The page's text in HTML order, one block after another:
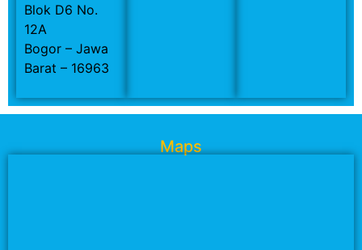
Blok D6 No.
12A
Bogor – Jawa
Barat – 16963
Maps